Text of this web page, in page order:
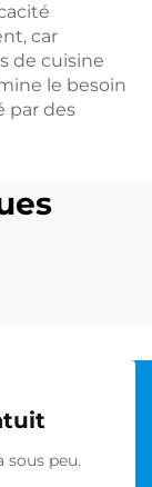
car
de cuisine
le besoin
par des
peu.